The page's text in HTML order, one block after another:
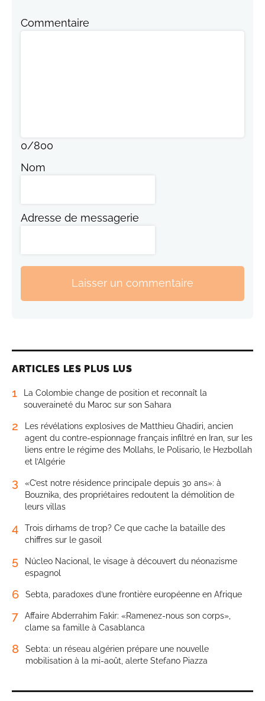
Commentaire
0/800
Nom
Adresse de messagerie
Laisser un commentaire
ARTICLES LES PLUS LUS
1
La Colombie change de position et reconnaît la
souveraineté du Maroc sur son Sahara
2
Les révélations explosives de Matthieu Ghadiri, ancien
agent du contre-espionnage français infiltré en Iran, sur les
liens entre le régime des Mollahs, le Polisario, le Hezbollah
et l’Algérie
3
«C’est notre résidence principale depuis 30 ans»: à
Bouznika, des propriétaires redoutent la démolition de
leurs villas
4
Trois dirhams de trop? Ce que cache la bataille des
chiffres sur le gasoil
5
Núcleo Nacional, le visage à découvert du néonazisme
espagnol
6 Sebta, paradoxes d’une frontière européenne en Afrique
7
Affaire Abderrahim Fakir: «Ramenez-nous son corps»,
clame sa famille à Casablanca
8
Sebta: un réseau algérien prépare une nouvelle
mobilisation à la mi-août, alerte Stefano Piazza